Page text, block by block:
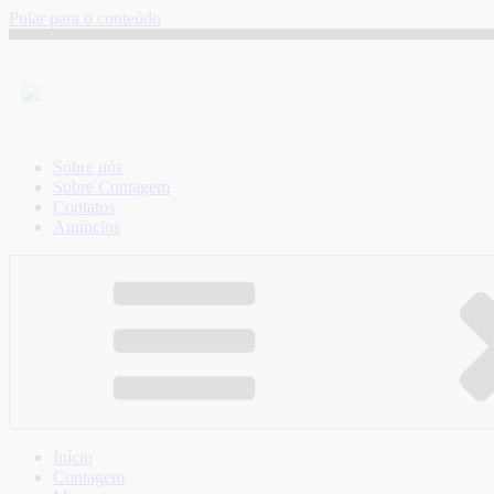
Pular para o conteúdo
Sobre nós
Sobre Contagem
Contatos
Anúncios
Início
Contagem